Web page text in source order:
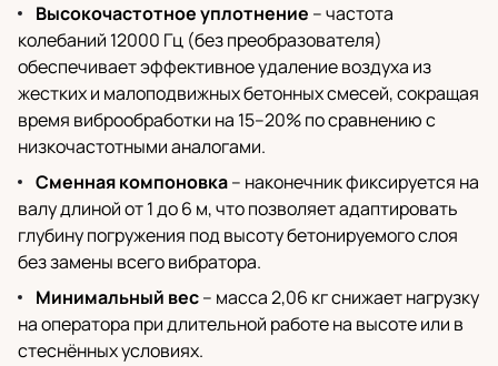
Высокочастотное уплотнение – частота
колебаний 12000 Гц (без преобразователя)
обеспечивает эффективное удаление воздуха из
жестких и малоподвижных бетонных смесей, сокращая
время виброобработки на 15–20% по сравнению с
низкочастотными аналогами.
Сменная компоновка– наконечник фиксируется на
валу длиной от 1 до 6 м, что позволяет адаптировать
глубину погружения под высоту бетонируемого слоя
без замены всего вибратора.
Минимальный вес– масса 2,06 кг снижает нагрузку
на оператора при длительной работе на высоте или в
стеснённых условиях.